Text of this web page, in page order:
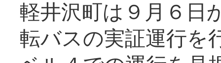
軽井沢町は９月６日
転バスの実証運行を